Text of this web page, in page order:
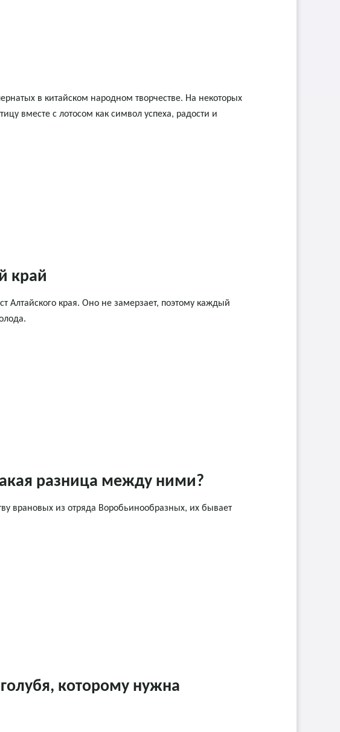
в китайском народном творчестве. На некоторых
вместе с лотосом как символ успеха, радости и
край
края. Оно не замерзает, поэтому каждый
разница между ними?
врановых из отряда Воробьинообразных, их бывает
которому нужна